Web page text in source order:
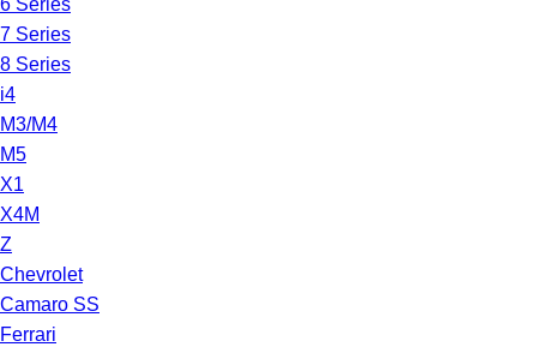
6 Series
7 Series
8 Series
i4
M3/M4
M5
X1
X4M
Z
Chevrolet
Camaro SS
Ferrari